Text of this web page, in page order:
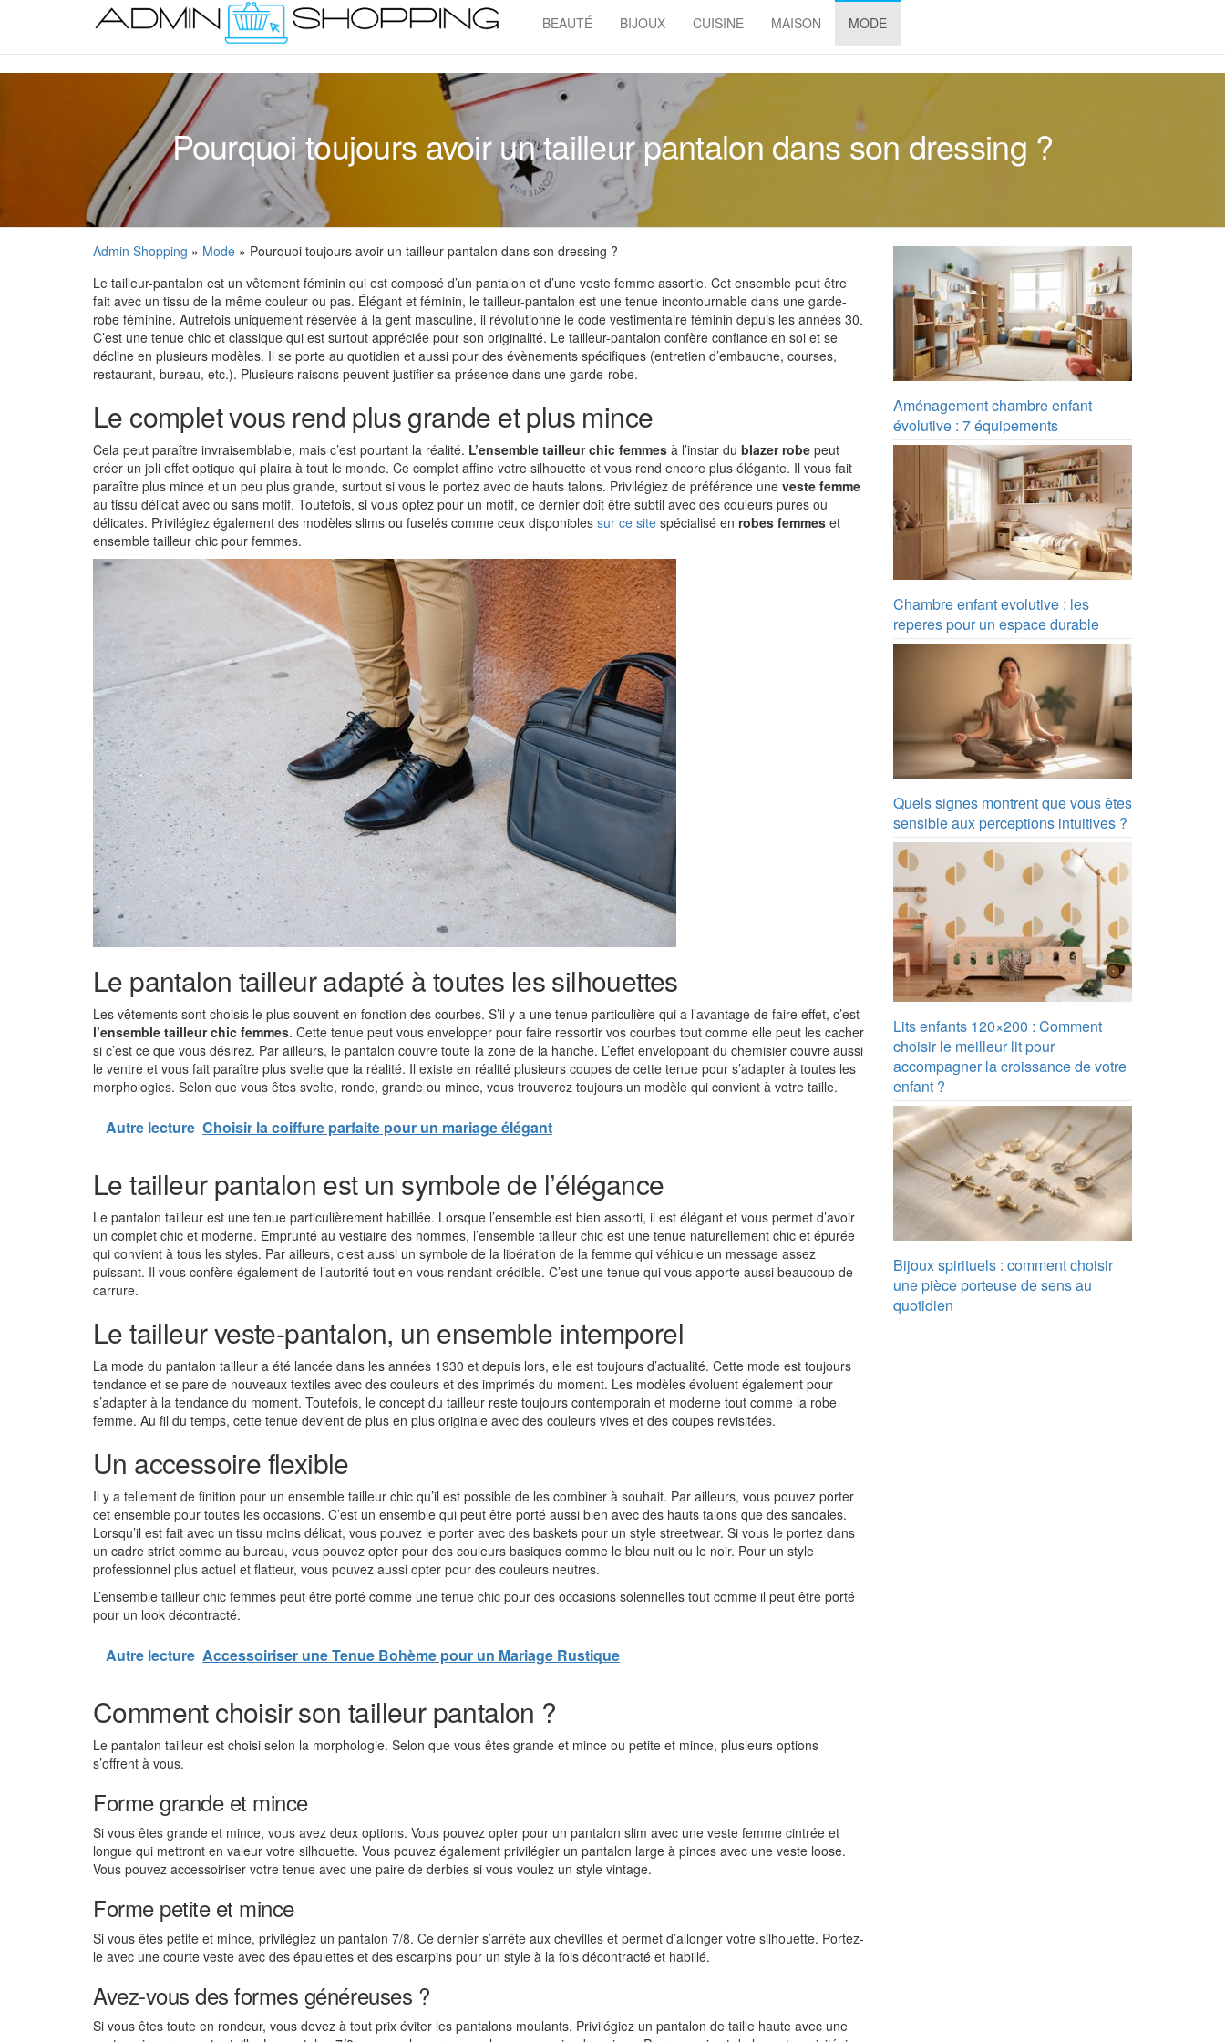
Shopping
BEAUTÉ BIJOUX CUISINE MAISON MODE
Pourquoi toujours avoir un tailleur pantalon dans son dressing ?
Admin Shopping » Mode » Pourquoi toujours avoir un tailleur pantalon dans son dressing ?
Le tailleur-pantalon est un vêtement féminin qui est composé d’un pantalon et d’une veste femme assortie. Cet ensemble peut être
fait avec un tissu de la même couleur ou pas. Élégant et féminin, le tailleur-pantalon est une tenue incontournable dans une garde-
robe féminine. Autrefois uniquement réservée à la gent masculine, il révolutionne le code vestimentaire féminin depuis les années 30.
C’est une tenue chic et classique qui est surtout appréciée pour son originalité. Le tailleur-pantalon confère confiance en soi et se
décline en plusieurs modèles. Il se porte au quotidien et aussi pour des évènements spécifiques (entretien d’embauche, courses,
restaurant, bureau, etc.). Plusieurs raisons peuvent justifier sa présence dans une garde-robe.
Le complet vous rend plus grande et plus mince
Cela peut paraître invraisemblable, mais c’est pourtant la réalité. L’ensemble tailleur chic femmes à l’instar du blazer robe peut
créer un joli effet optique qui plaira à tout le monde. Ce complet affine votre silhouette et vous rend encore plus élégante. Il vous fait
paraître plus mince et un peu plus grande, surtout si vous le portez avec de hauts talons. Privilégiez de préférence une veste femme
au tissu délicat avec ou sans motif. Toutefois, si vous optez pour un motif, ce dernier doit être subtil avec des couleurs pures ou
délicates. Privilégiez également des modèles slims ou fuselés comme ceux disponibles sur ce site spécialisé en robes femmes et
ensemble tailleur chic pour femmes.
Le pantalon tailleur adapté à toutes les silhouettes
Les vêtements sont choisis le plus souvent en fonction des courbes. S’il y a une tenue particulière qui a l’avantage de faire effet, c’est
l’ensemble tailleur chic femmes. Cette tenue peut vous envelopper pour faire ressortir vos courbes tout comme elle peut les cacher
si c’est ce que vous désirez. Par ailleurs, le pantalon couvre toute la zone de la hanche. L’effet enveloppant du chemisier couvre aussi
le ventre et vous fait paraître plus svelte que la réalité. Il existe en réalité plusieurs coupes de cette tenue pour s’adapter à toutes les
morphologies. Selon que vous êtes svelte, ronde, grande ou mince, vous trouverez toujours un modèle qui convient à votre taille.
Autre lecture Choisir la coiffure parfaite pour un mariage élégant
Le tailleur pantalon est un symbole de l’élégance
Le pantalon tailleur est une tenue particulièrement habillée. Lorsque l’ensemble est bien assorti, il est élégant et vous permet d’avoir
un complet chic et moderne. Emprunté au vestiaire des hommes, l’ensemble tailleur chic est une tenue naturellement chic et épurée
qui convient à tous les styles. Par ailleurs, c’est aussi un symbole de la libération de la femme qui véhicule un message assez
puissant. Il vous confère également de l’autorité tout en vous rendant crédible. C’est une tenue qui vous apporte aussi beaucoup de
carrure.
Le tailleur veste-pantalon, un ensemble intemporel
La mode du pantalon tailleur a été lancée dans les années 1930 et depuis lors, elle est toujours d’actualité. Cette mode est toujours
tendance et se pare de nouveaux textiles avec des couleurs et des imprimés du moment. Les modèles évoluent également pour
s’adapter à la tendance du moment. Toutefois, le concept du tailleur reste toujours contemporain et moderne tout comme la robe
femme. Au fil du temps, cette tenue devient de plus en plus originale avec des couleurs vives et des coupes revisitées.
Un accessoire flexible
Il y a tellement de finition pour un ensemble tailleur chic qu’il est possible de les combiner à souhait. Par ailleurs, vous pouvez porter
cet ensemble pour toutes les occasions. C’est un ensemble qui peut être porté aussi bien avec des hauts talons que des sandales.
Lorsqu’il est fait avec un tissu moins délicat, vous pouvez le porter avec des baskets pour un style streetwear. Si vous le portez dans
un cadre strict comme au bureau, vous pouvez opter pour des couleurs basiques comme le bleu nuit ou le noir. Pour un style
professionnel plus actuel et flatteur, vous pouvez aussi opter pour des couleurs neutres.
L’ensemble tailleur chic femmes peut être porté comme une tenue chic pour des occasions solennelles tout comme il peut être porté
pour un look décontracté.
Autre lecture Accessoiriser une Tenue Bohème pour un Mariage Rustique
Comment choisir son tailleur pantalon ?
Le pantalon tailleur est choisi selon la morphologie. Selon que vous êtes grande et mince ou petite et mince, plusieurs options
s’offrent à vous.
Forme grande et mince
Si vous êtes grande et mince, vous avez deux options. Vous pouvez opter pour un pantalon slim avec une veste femme cintrée et
longue qui mettront en valeur votre silhouette. Vous pouvez également privilégier un pantalon large à pinces avec une veste loose.
Vous pouvez accessoiriser votre tenue avec une paire de derbies si vous voulez un style vintage.
Forme petite et mince
Si vous êtes petite et mince, privilégiez un pantalon 7/8. Ce dernier s’arrête aux chevilles et permet d’allonger votre silhouette. Portez-
le avec une courte veste avec des épaulettes et des escarpins pour un style à la fois décontracté et habillé.
Avez-vous des formes généreuses ?
Si vous êtes toute en rondeur, vous devez à tout prix éviter les pantalons moulants. Privilégiez un pantalon de taille haute avec une
Aménagement chambre enfant
évolutive : 7 équipements
Chambre enfant evolutive : les
reperes pour un espace durable
Quels signes montrent que vous êtes
sensible aux perceptions intuitives ?
Lits enfants 120×200 : Comment
choisir le meilleur lit pour
accompagner la croissance de votre
enfant ?
Bijoux spirituels : comment choisir
une pièce porteuse de sens au
quotidien